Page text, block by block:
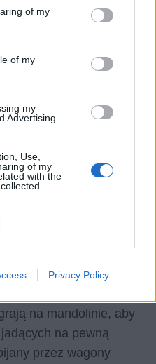
of my
of my
my
Advertising.
Use,
of my
with the
Privacy Policy
miasto otworzyło się
cegłą.
wszędzie
, także na
druty po raz
kojarząc się z
Wydaje się,
rzeczywistości,
nich znajduje się
nic nie wyrośnie, nic
atmosferą,
na mandolinie, aby
jadących na pewną
przez wagony